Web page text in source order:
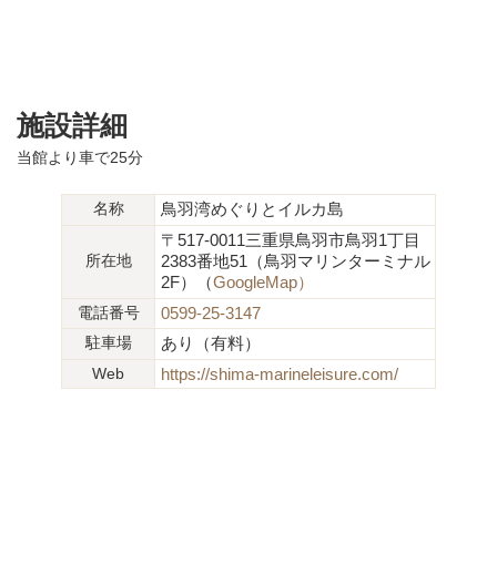
施設詳細
当館より車で25分
名称 鳥羽湾めぐりとイルカ島
所在地
〒517-0011三重県鳥羽市鳥羽1丁目
2383番地51（鳥羽マリンターミナル
2F）（GoogleMap）
電話番号 0599-25-3147
駐車場 あり（有料）
Web https://shima-marineleisure.com/